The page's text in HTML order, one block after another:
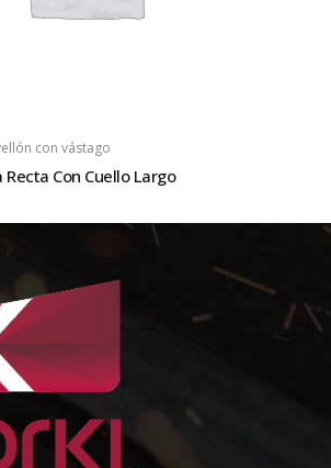
con vástago
Con Cuello Largo